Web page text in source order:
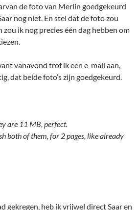
de foto van Merlin goedgekeurd
nog niet. En stel dat de foto zou
zou ik nog precies één dag hebben om
vanavond trof ik een e-mail aan,
dat beide foto’s zijn goedgekeurd.
are 11 MB, perfect.
both of them, for 2 pages, like already
gekregen, heb ik vrijwel direct Saar en